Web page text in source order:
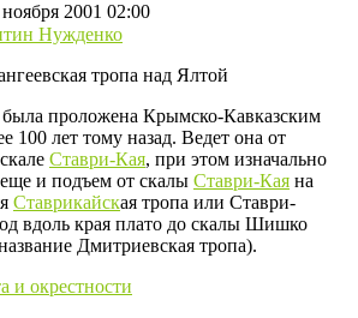
2001 02:00
Нужденко
была проложена Крымско-Кавказским
100 лет тому назад. Ведет она от
Ставри-Кая, при этом изначально
и подъем от скалы Ставри-Кая на
Ставрикайская тропа или Ставри-
вдоль края плато до скалы Шишко
Дмитриевская тропа).
и окрестности